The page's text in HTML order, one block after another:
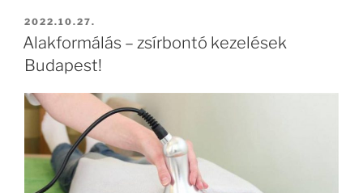
BEKÜLDVE:
2022.10.27.
Alakformálás – zsírbontó kezelések
Budapest!